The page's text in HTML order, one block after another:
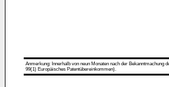
Anmerkung: Innerhalb von neun Monaten nach der
99(1) Europäisches Patentübereinkommen).